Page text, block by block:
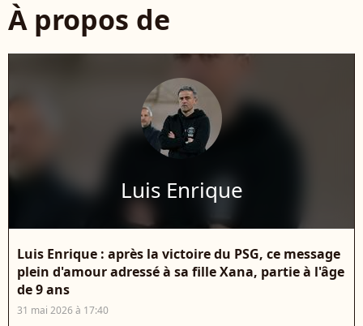
À propos de
Luis Enrique
Luis Enrique : après la victoire du PSG, ce message
plein d'amour adressé à sa fille Xana, partie à l'âge
de 9 ans
31 mai 2026 à 17:40